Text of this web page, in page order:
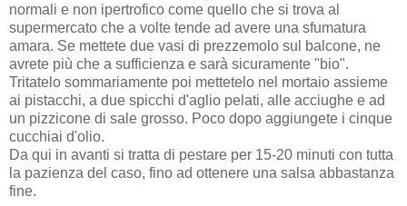
normali e non ipertrofico come quello che si trova al
supermercato che a volte tende ad avere una sfumatura
amara. Se mettete due vasi di prezzemolo sul balcone, ne
avrete più che a sufficienza e sarà sicuramente "bio".
Tritatelo sommariamente poi mettetelo nel mortaio assieme
ai pistacchi, a due spicchi d'aglio pelati, alle acciughe e ad
un pizzicone di sale grosso. Poco dopo aggiungete i cinque
cucchiai d'olio.
Da qui in avanti si tratta di pestare per 15-20 minuti con tutta
la pazienza del caso, fino ad ottenere una salsa abbastanza
fine.